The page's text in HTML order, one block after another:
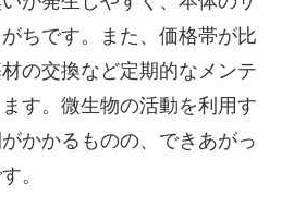
ちです。また、価格帯が比
の交換など定期的なメンテ
す。微生物の活動を利用す
かかるものの、できあがっ
。